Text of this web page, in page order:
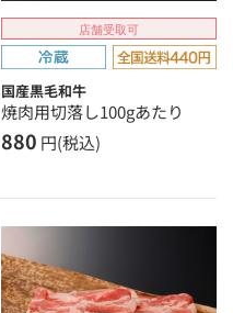
店舗受取可
国産黒毛和牛
焼肉用切落し100gあたり
880 円(税込)